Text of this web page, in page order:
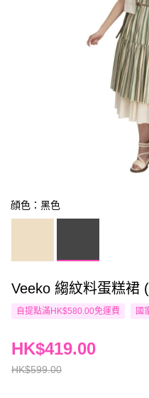
顔色：黑色
Veeko 縐紋料蛋糕裙
自提點滿HK$580.00免運費 國
HK$599.00
HK$419.00